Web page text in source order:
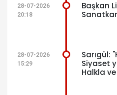
28-07-2026
20:18
Başkan
28-07-2026
15:29
Sarıgül:
Siyaset
Halkla ve